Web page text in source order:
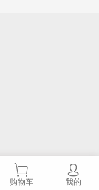
购物车 我的